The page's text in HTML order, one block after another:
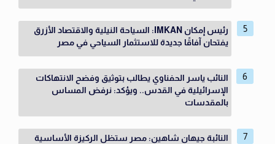
رئيس إمكان IMKAN: السياحة النيلية والاقتصاد الأزرق
يفتحان آفاقًا جديدة للاستثمار السياحي في مصر
النائب ياسر الحفناوي يطالب بتوثيق وفضح الانتهاكات
الإسرائيلية في القدس.. ويؤكد: نرفض المساس
بالمقدسات
النائبة جيهان شاهين: مصر ستظل الركيزة الأساسية